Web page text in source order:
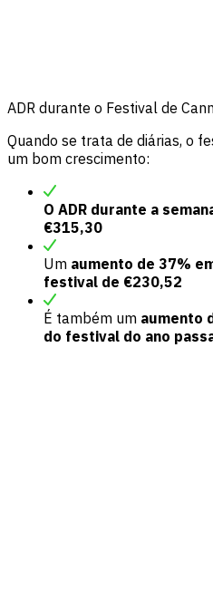
ADR durante o Festival de
Quando se trata de diárias, o
um bom crescimento:
O ADR durante a
€315,30
Um aumento de 37%
festival de €230,52
É também um aumento
do festival do ano